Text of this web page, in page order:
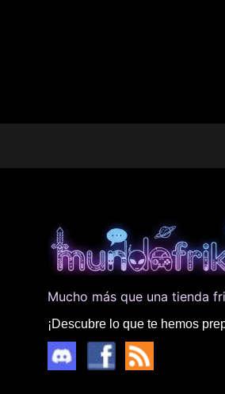
Mucho más que una tienda
¡Descubre lo que te hemos